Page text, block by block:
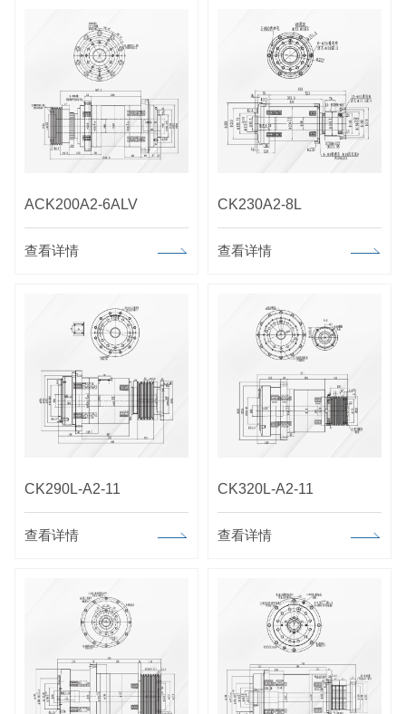
ACK200A2-6ALV
查看详情
CK230A2-8L
查看详情
CK290L-A2-11
查看详情
CK320L-A2-11
查看详情